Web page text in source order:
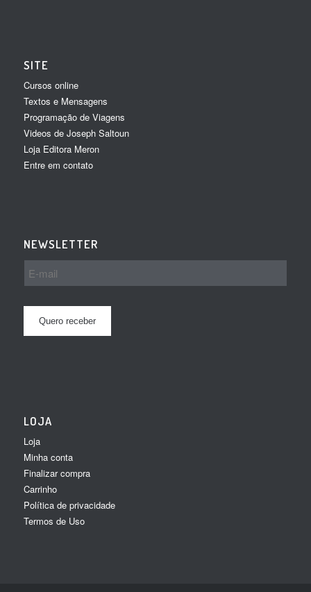
SITE
Cursos online
Textos e Mensagens
Programação de Viagens
Videos de Joseph Saltoun
Loja Editora Meron
Entre em contato
NEWSLETTER
LOJA
Loja
Minha conta
Finalizar compra
Carrinho
Política de privacidade
Termos de Uso